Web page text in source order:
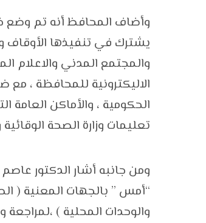
وأضاف المحافظ أنه تم وضع
يشترك في تنفيذها الأوقاف
والمجتمع المدني والاعلام
الاليكترونية للمحافظة ، مع
الحكومية ، والأماكن
تعليمات وزارة الصحة الوقائية
ومن جانبه أشار الدكتور
“أمس ” بالجهات المعنية (
والوحدات المحلية ) ،لمراجعة